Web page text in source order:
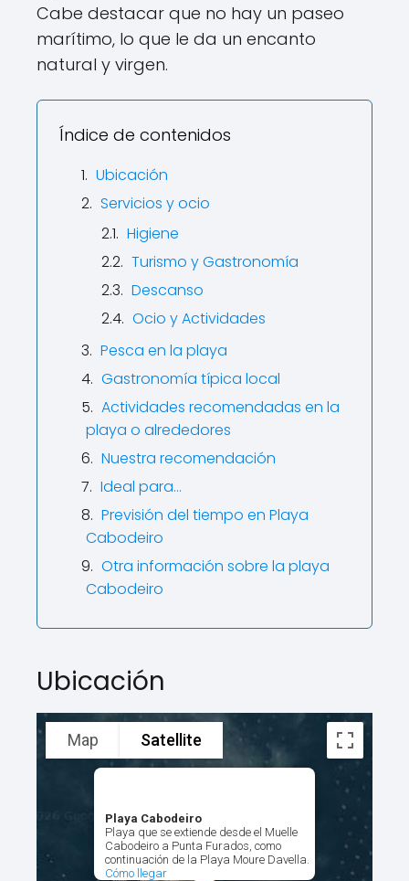
Cabe destacar que no hay un paseo
marítimo, lo que le da un encanto
natural y virgen.
Índice de contenidos
Ubicación
Servicios y ocio
Higiene
Turismo y Gastronomía
Descanso
Ocio y Actividades
Pesca en la playa
Gastronomía típica local
Actividades recomendadas en la
playa o alrededores
Nuestra recomendación
Ideal para…
Previsión del tiempo en Playa
Cabodeiro
Otra información sobre la playa
Cabodeiro
Ubicación
Playa Cabodeiro
Playa que se extiende desde el Muelle
Cabodeiro a Punta Furados, como
continuación de la Playa Moure Davella.
Cómo llegar
Map Satellite